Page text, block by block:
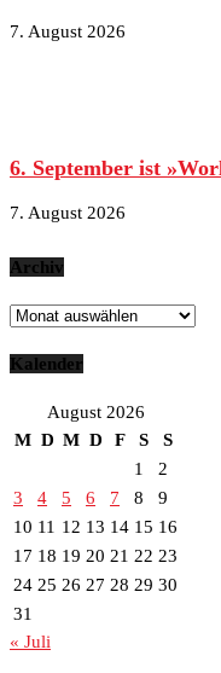
7. August 2026
6. September ist
7. August 2026
Archiv
Archiv
Kalender
August 2026
M D M D F S
S
1
2
3
4 5 6 7 8
9
10 11 12 13 14 15 16
17 18 19 20 21 22 23
24 25 26 27 28 29 30
31
« Juli